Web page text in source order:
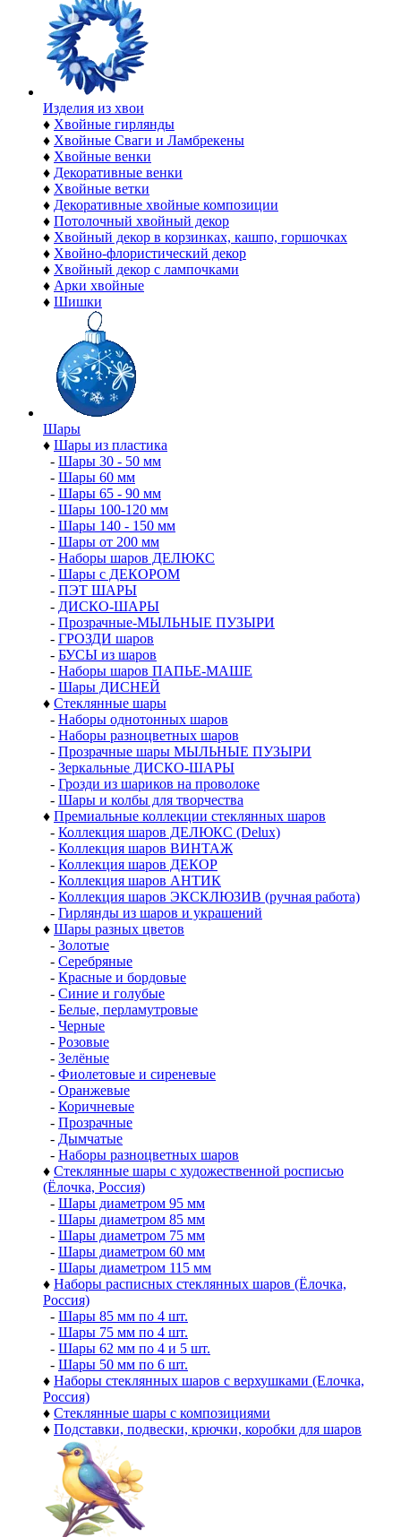
Изделия из хвои
♦ Хвойные гирлянды
♦ Хвойные Сваги и Ламбрекены
♦ Хвойные венки
♦ Декоративные венки
♦ Хвойные ветки
♦ Декоративные хвойные композиции
♦ Потолочный хвойный декор
♦ Хвойный декор в корзинках, кашпо, горшочках
♦ Хвойно-флористический декор
♦ Хвойный декор с лампочками
♦ Арки хвойные
♦ Шишки
Шары
♦ Шары из пластика
- Шары 30 - 50 мм
- Шары 60 мм
- Шары 65 - 90 мм
- Шары 100-120 мм
- Шары 140 - 150 мм
- Шары от 200 мм
- Наборы шаров ДЕЛЮКС
- Шары с ДЕКОРОМ
- ПЭТ ШАРЫ
- ДИСКО-ШАРЫ
- Прозрачные-МЫЛЬНЫЕ ПУЗЫРИ
- ГРОЗДИ шаров
- БУСЫ из шаров
- Наборы шаров ПАПЬЕ-МАШЕ
- Шары ДИСНЕЙ
♦ Стеклянные шары
- Наборы однотонных шаров
- Наборы разноцветных шаров
- Прозрачные шары МЫЛЬНЫЕ ПУЗЫРИ
- Зеркальные ДИСКО-ШАРЫ
- Грозди из шариков на проволоке
- Шары и колбы для творчества
♦ Премиальные коллекции стеклянных шаров
- Коллекция шаров ДЕЛЮКС (Delux)
- Коллекция шаров ВИНТАЖ
- Коллекция шаров ДЕКОР
- Коллекция шаров АНТИК
- Коллекция шаров ЭКСКЛЮЗИВ (ручная работа)
- Гирлянды из шаров и украшений
♦ Шары разных цветов
- Золотые
- Серебряные
- Красные и бордовые
- Синие и голубые
- Белые, перламутровые
- Черные
- Розовые
- Зелёные
- Фиолетовые и сиреневые
- Оранжевые
- Коричневые
- Прозрачные
- Дымчатые
- Наборы разноцветных шаров
♦ Стеклянные шары с художественной росписью
(Ёлочка, Россия)
- Шары диаметром 95 мм
- Шары диаметром 85 мм
- Шары диаметром 75 мм
- Шары диаметром 60 мм
- Шары диаметром 115 мм
♦ Наборы расписных стеклянных шаров (Ёлочка,
Россия)
- Шары 85 мм по 4 шт.
- Шары 75 мм по 4 шт.
- Шары 62 мм по 4 и 5 шт.
- Шары 50 мм по 6 шт.
♦ Наборы стеклянных шаров с верхушками (Елочка,
Россия)
♦ Стеклянные шары с композициями
♦ Подставки, подвески, крючки, коробки для шаров